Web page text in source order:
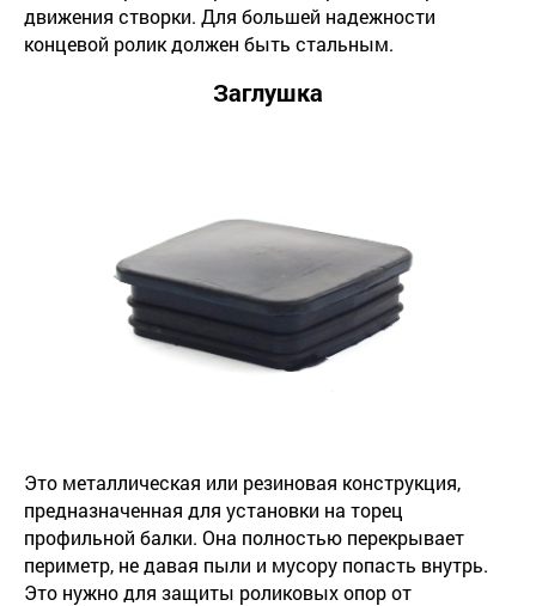
движения створки. Для большей надежности
концевой ролик должен быть стальным.
Заглушка
Это металлическая или резиновая конструкция,
предназначенная для установки на торец
профильной балки. Она полностью перекрывает
периметр, не давая пыли и мусору попасть внутрь.
Это нужно для защиты роликовых опор от